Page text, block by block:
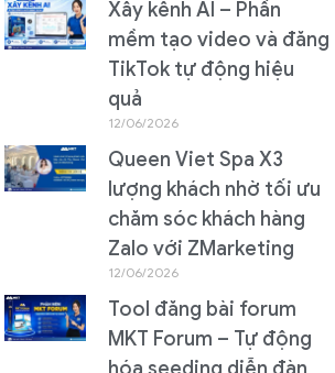
Xây kênh AI – Phần
mềm tạo video và đăng
TikTok tự động hiệu
quả
12/06/2026
Queen Viet Spa X3
lượng khách nhờ tối ưu
chăm sóc khách hàng
Zalo với ZMarketing
12/06/2026
Tool đăng bài forum
MKT Forum – Tự động